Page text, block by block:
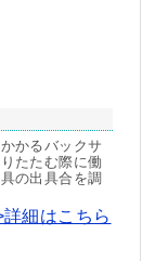
かるバックサ
たたむ際に働
の出具合を調
詳細はこちら